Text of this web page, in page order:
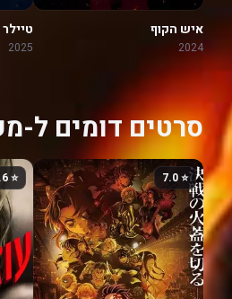
איש הקוף
2024
2025
סרטים דומים ל-
⭐ 7.0
⭐ 7.6